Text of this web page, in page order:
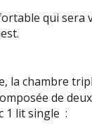
qui
la chambre
de
1 lit single :